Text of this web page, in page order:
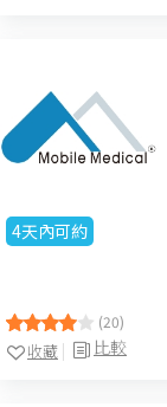
4天內可約
(20)
比較
收藏